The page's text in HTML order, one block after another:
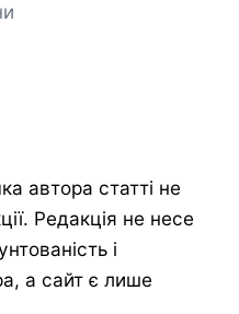
автора статті не
Редакція не несе
і
а сайт є лише